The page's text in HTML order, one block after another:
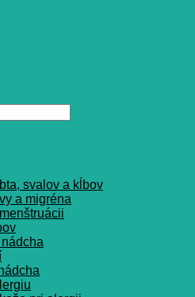
svalov a kĺbov
a migréna